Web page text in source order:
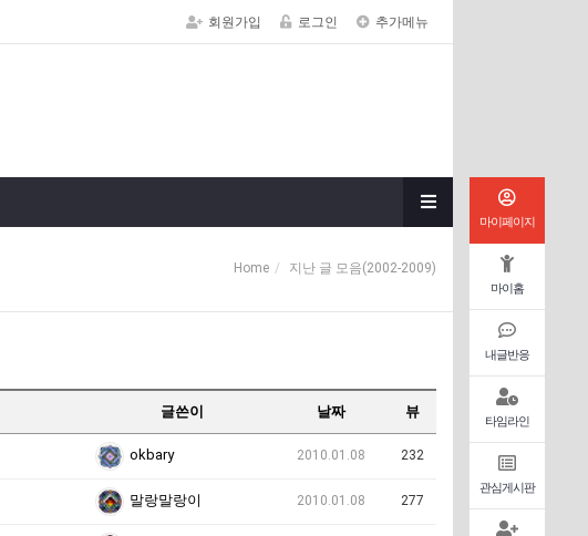
회원가입 로그인 추가메뉴
Home 지난 글 모음(2002-2009)
마이페이지
마이홈
내글반응
타임라인
관심게시판
글쓴이 날짜 뷰
okbary 2010.01.08 232
말랑말랑이 2010.01.08 277